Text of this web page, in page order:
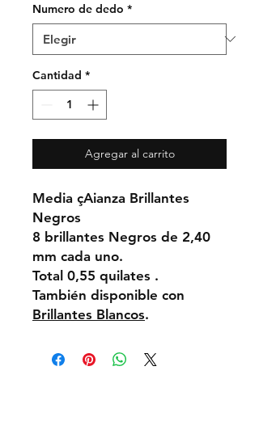
Numero de dedo *
Cantidad *
Agregar al carrito
Media çAianza Brillantes
Negros
8 brillantes Negros de 2,40
mm cada uno.
Total 0,55 quilates .
También disponible con
Brillantes Blancos.